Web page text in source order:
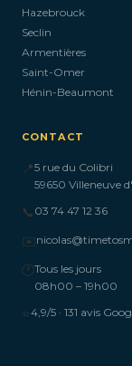
Hazebrouck
Seclin
Armentières
Saint-Omer
Hénin-Beaumont
CONTACT
📍5 rue du Colibri
59650 Villeneuve
📞 03 74 47 12 36
✉️
🕐Tous les jours
08h00 – 19h00
⭐4,9/5 · 131 avis